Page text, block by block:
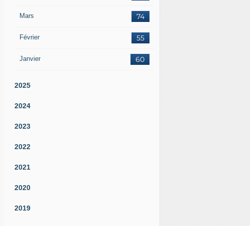
Mars 74
Février 55
Janvier 60
2025
2024
2023
2022
2021
2020
2019